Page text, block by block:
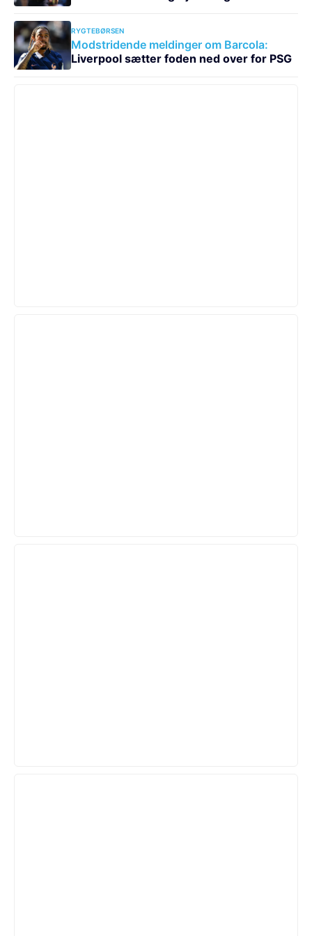
RYGTEBØRSEN
Modstridende meldinger om Barcola:
Liverpool sætter foden ned over for PSG